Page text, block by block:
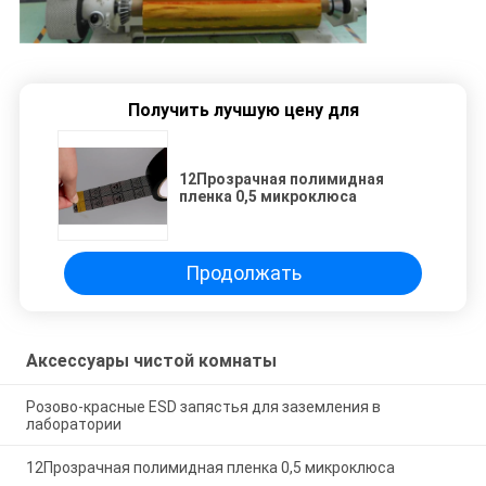
Получить лучшую цену для
12Прозрачная полимидная
пленка 0,5 микроклюса
Продолжать
Аксессуары чистой комнаты
Розово-красные ESD запястья для заземления в
лаборатории
12Прозрачная полимидная пленка 0,5 микроклюса